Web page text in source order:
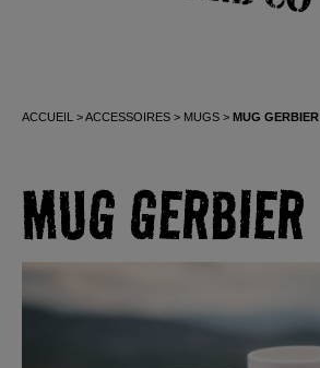
ACCUEIL ACCESSOIRES MUGS MUG GERBIER
MUG GERBIER